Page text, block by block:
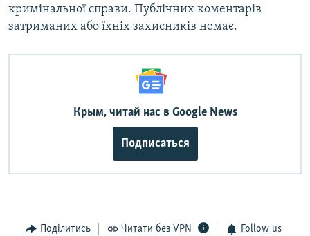
кримінальної справи. Публічних коментарів
затриманих або їхніх захисників немає.
Крым, читай нас в Google News
Подписаться
Поділитись Читати без VPN Follow us